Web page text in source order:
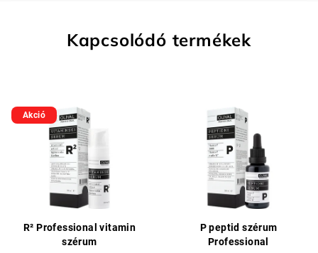
Kapcsolódó termékek
Akció
R² Professional vitamin
szérum
P peptid szérum
Professional